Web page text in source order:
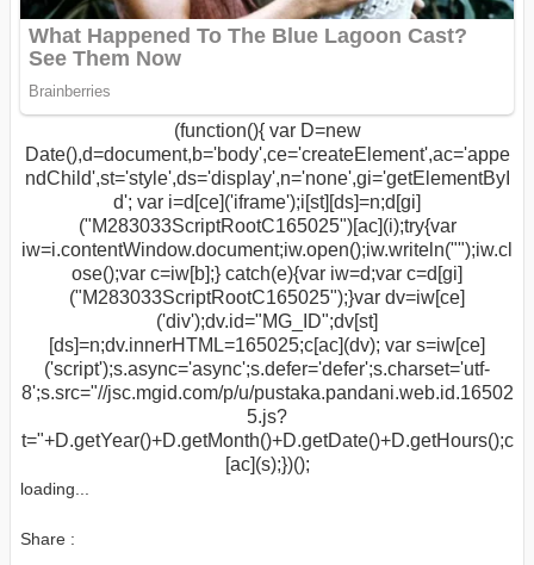
(function(){ var D=new
Date(),d=document,b='body',ce='createElement',ac='appe
ndChild',st='style',ds='display',n='none',gi='getElementByI
d'; var i=d[ce]('iframe');i[st][ds]=n;d[gi]
("M283033ScriptRootC165025")[ac](i);try{var
iw=i.contentWindow.document;iw.open();iw.writeln("");iw.cl
ose();var c=iw[b];} catch(e){var iw=d;var c=d[gi]
("M283033ScriptRootC165025");}var dv=iw[ce]
('div');dv.id="MG_ID";dv[st]
[ds]=n;dv.innerHTML=165025;c[ac](dv); var s=iw[ce]
('script');s.async='async';s.defer='defer';s.charset='utf-
8';s.src="//jsc.mgid.com/p/u/pustaka.pandani.web.id.16502
5.js?
t="+D.getYear()+D.getMonth()+D.getDate()+D.getHours();c
[ac](s);})();
loading...
Share :